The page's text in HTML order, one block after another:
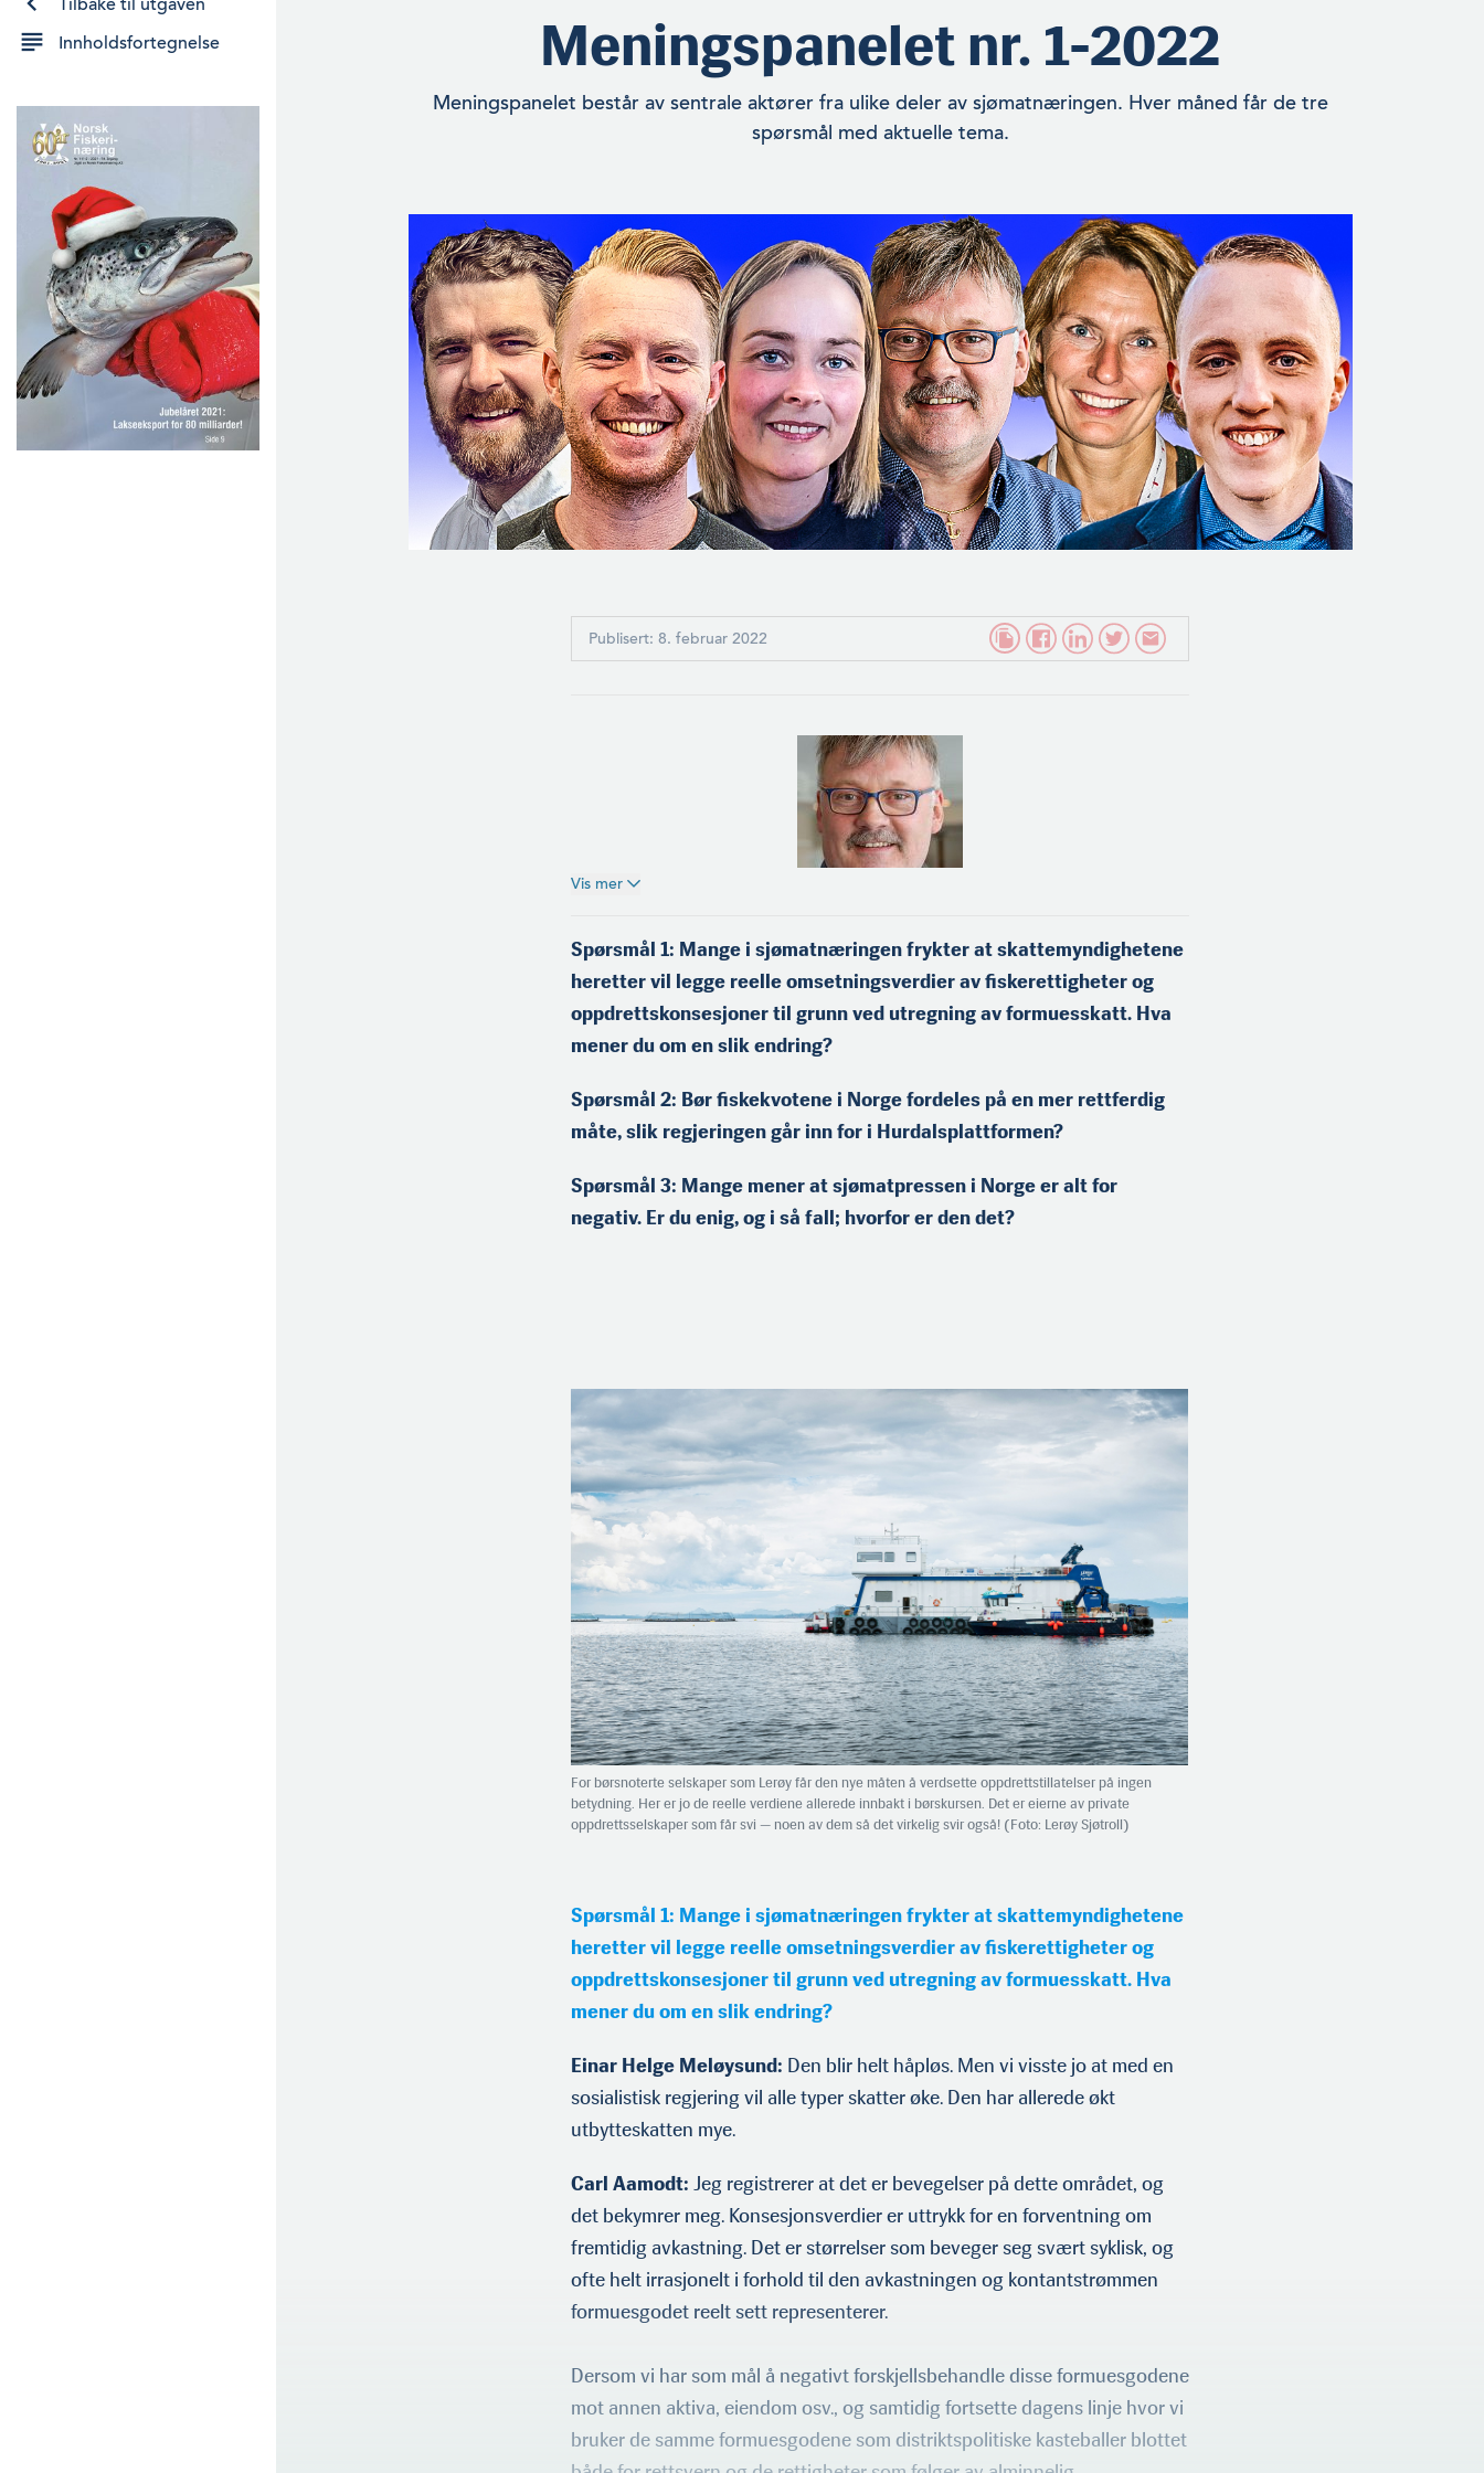
Tilbake til utgaven
Innholdsfortegnelse
Meningspanelet nr. 1-2022
Meningspanelet består av sentrale aktører fra ulike deler av sjømatnæringen. Hver måned får de tre
spørsmål med aktuelle tema.
Publisert: 8. februar 2022
(f.1965) er fra Meløy på
Helgeland og medeier og
skipper på kystnotbåten
«Einar Erlend». Han er
tidli­gere styreleder i
Nordland Fylkes Fiskarlag,
fra Søgne ved Kristiansand.
Han er utdannet
fiskeskipper, og er
arbeidende styreleder og
fiskeriselskaper, herunder
den pelagiske tråleren
«Sille Marie». Aamodt
leder Kristiansand
Fiskerlag.
daglig leder i
familieselskapet Sufi AS i
Sund i Lofoten. Han har en
bachelorgrad i
en master i ledelse. Sufi
konvensjonell produksjon,
Ingvild Dahlen (f.1981) er
Vis mer
Spørsmål 1: Mange i sjømatnæringen frykter at skattemyndighetene
heretter vil legge reelle omsetningsverdier av fiskerettigheter og
oppdrettskonsesjoner til grunn ved utregning av formuesskatt. Hva
mener du om en slik endring?
Spørsmål 2: Bør fiskekvotene i Norge fordeles på en mer rettfer­dig
måte, slik regjeringen går inn for i Hurdalsplattformen?
Spørsmål 3: Mange mener at sjømatpressen i Norge er alt for
negativ. Er du enig, og i så fall; hvorfor er den det?
For børsnoterte selskaper som Lerøy får den nye måten å verdsette oppdrettstillatelser på ingen
betydning. Her er jo de reelle verdiene allerede innbakt i børskursen. Det er eierne av private
oppdrettsselskaper som får svi — noen av dem så det virkelig svir også! (Foto: Lerøy Sjøtroll)
Spørsmål 1: Mange i sjømatnæringen frykter at skattemyndighetene
heretter vil legge reelle omsetningsverdier av fiskerettigheter og
oppdrettskonsesjoner til grunn ved utregning av formuesskatt. Hva
mener du om en slik endring?
Einar Helge Meløysund: Den blir helt håpløs. Men vi visste jo at med en
sosialistisk regjering vil alle typer skatter øke. Den har allerede økt
utbytteskatten mye.
Carl Aamodt: Jeg registrerer at det er bevegelser på dette området, og
det bekymrer meg. Konsesjonsverdier er uttrykk for en forventning om
fremtidig avkastning. Det er størrelser som beveg­er seg svært syklisk, og
ofte helt irrasjonelt i forhold til den avkastningen og kontantstrømmen
formuesgodet reelt sett represen­terer.
Dersom vi har som mål å negativt forskjellsbehandle disse formu­esgodene
mot annen aktiva, eiendom osv., og samtidig fortsette dagens linje hvor vi
bruker de samme formuesgodene som distrikts­politiske kasteballer blottet